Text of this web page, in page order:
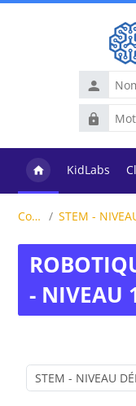
Nom
d’utilisateur
Mot
de
KidLabs
Cours
- NIVEAU